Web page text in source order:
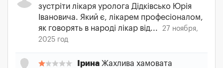
зустріти лікаря уролога Дідківсько Юрія
Івановича. Який є, лікарем професіоналом,
як говорять в народі лікар від...
27 ноября,
2025 год
Ірина Жахлива хамовата